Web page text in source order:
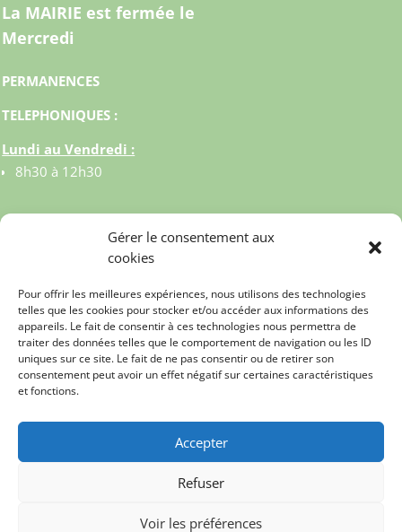
Gérer le consentement aux
cookies
Pour offrir les meilleures expériences, nous utilisons des technologies
telles que les cookies pour stocker et/ou accéder aux informations des
appareils. Le fait de consentir à ces technologies nous permettra de
traiter des données telles que le comportement de navigation ou les ID
uniques sur ce site. Le fait de ne pas consentir ou de retirer son
consentement peut avoir un effet négatif sur certaines caractéristiques
et fonctions.
Accepter
Refuser
Voir les préférences
La MAIRIE est fermée le
Mercredi
PERMANENCES
TELEPHONIQUES :
Lundi au Vendredi :
8h30 à 12h30
© MAIRIE DE CELY 2023
REALISE PAR APPS CONSEILS FRANCE